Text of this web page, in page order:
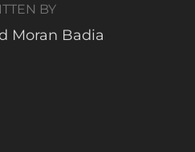
BY
Moran Badia